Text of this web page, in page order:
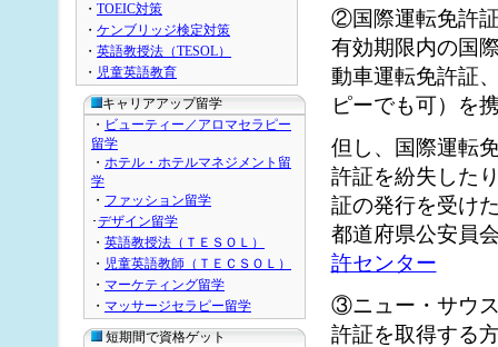
・ TOEIC対策
・ ケンブリッジ検定対策
・ 英語教授法（TESOL）
・ 児童英語教育
キャリアアップ留学
・ ビューティー／アロマセラピー
留学
・ ホテル・ホテルマネジメント留
学
・ ファッション留学
･デザイン留学
・ 英語教授法（ＴＥＳＯＬ）
・ 児童英語教師（ＴＥＣＳＯＬ）
・ マーケティング留学
・ マッサージセラピー留学
短期間で資格ゲット
②国際運転免許
有効期限内の国
動車運転免許証
ピーでも可）を
但し、国際運転
許証を紛失した
証の発行を受け
都道府県公安員
許センター
③ニュー・サウ
許証を取得する